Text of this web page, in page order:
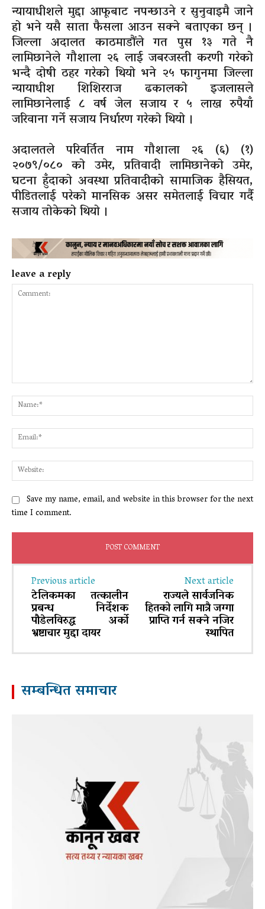
न्यायाधीशले मुद्दा आफूबाट नपन्छाउने र सुनुवाइमै जाने
हो भने यसै साता फैसला आउन सक्ने बताएका छन् ।
जिल्ला अदालत काठमाडौंले गत पुस १३ गते नै
लामिछानेले गौशाला २६ लाई जबरजस्ती करणी गरेको
भन्दै दोषी ठहर गरेको थियो भने २५ फागुनमा जिल्ला
न्यायाधीश शिशिरराज ढकालको इजलासले
लामिछानेलाई ८ वर्ष जेल सजाय र ५ लाख रुपैयाँ
जरिवाना गर्ने सजाय निर्धारण गरेको थियो ।
अदालतले परिवर्तित नाम गौशाला २६ (६) (१)
२०७९/०८० को उमेर, प्रतिवादी लामिछानेको उमेर,
घटना हुँदाको अवस्था प्रतिवादीको सामाजिक हैसियत,
पीडितलाई परेको मानसिक असर समेतलाई विचार गर्दै
सजाय तोकेको थियो ।
leave a reply
Save my name, email, and website in this browser for the next
time I comment.
Previous article
टेलिकमका तत्कालीन
प्रबन्ध निर्देशक
पौडेलविरुद्ध अर्को
भ्रष्टाचार मुद्दा दायर
Next article
राज्यले सार्वजनिक
हितको लागि मात्रै जग्गा
प्राप्ति गर्न सक्ने नजिर
स्थापित
सम्बन्धित समाचार